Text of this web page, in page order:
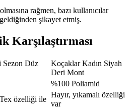
rağmen, bazı kullanıcılar
şikayet etmiş.
Karşılaştırması
Sezon Düz
Koçaklar Kadın Siyah
Deri Mont
%100 Poliamid
özelliği ile
Hayır, yıkamalı özelliği
var